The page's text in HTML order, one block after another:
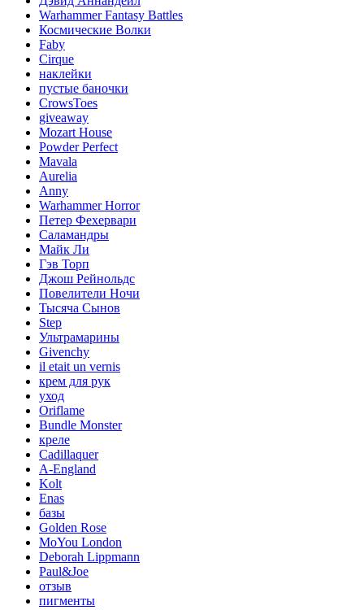
Warhammer Fantasy Battles
Космические Волки
Faby
Cirque
наклейки
пустые баночки
CrowsToes
giveaway
Mozart House
Powder Perfect
Mavala
Aurelia
Anny
Warhammer Horror
Петер Фехервари
Саламандры
Майк Ли
Гэв Торп
Джош Рейнольдс
Повелители Ночи
Тысяча Сынов
Step
Ультрамарины
Givenchy
il etait un vernis
крем для рук
уход
Oriflame
Bundle Monster
креле
Cadillaquer
A-England
Kolt
Enas
базы
Golden Rose
MoYou London
Deborah Lippmann
Paul&Joe
отзыв
пигменты